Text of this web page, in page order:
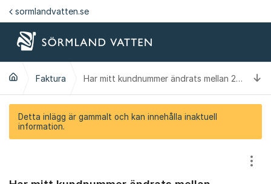
Hoppa till innehåll
sormlandvatten.se
Faktura Har mitt kundnummer ändrats mellan 2024 och 2025?
Detta inlägg är gammalt och kan innehålla inaktuell
information.